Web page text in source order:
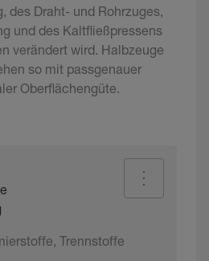
des Draht- und Rohrzuges,
und des Kaltfließpressens
verändert wird. Halbzeuge
so mit passgenauer
Oberflächengüte.
Trennstoffe